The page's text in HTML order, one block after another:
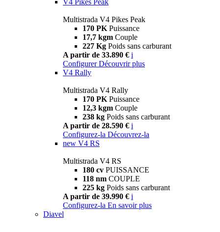
Multistrada V4 Pikes Peak
170 PK Puissance
17,7 kgm Couple
227 Kg Poids sans carburant
A partir de 33.890 € i
Configurer Découvrir plus
V4 Rally
Multistrada V4 Rally
170 PK Puissance
12,3 kgm Couple
238 kg Poids sans carburant
A partir de 28.590 € i
Configurez-la Découvrez-la
new V4 RS
Multistrada V4 RS
180 cv PUISSANCE
118 nm COUPLE
225 kg Poids sans carburant
A partir de 39.990 € i
Configurez-la En savoir plus
Diavel